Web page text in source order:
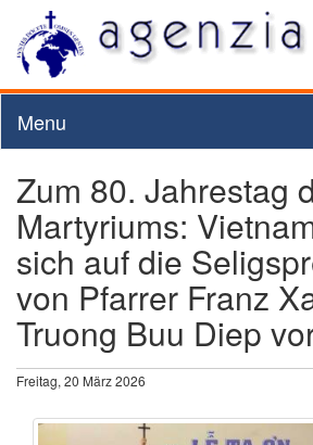
Menu
Zum 80. Jahrestag
Martyriums:
sich auf die
von Pfarrer Franz
Truong Buu Diep
Freitag, 20 März 2026